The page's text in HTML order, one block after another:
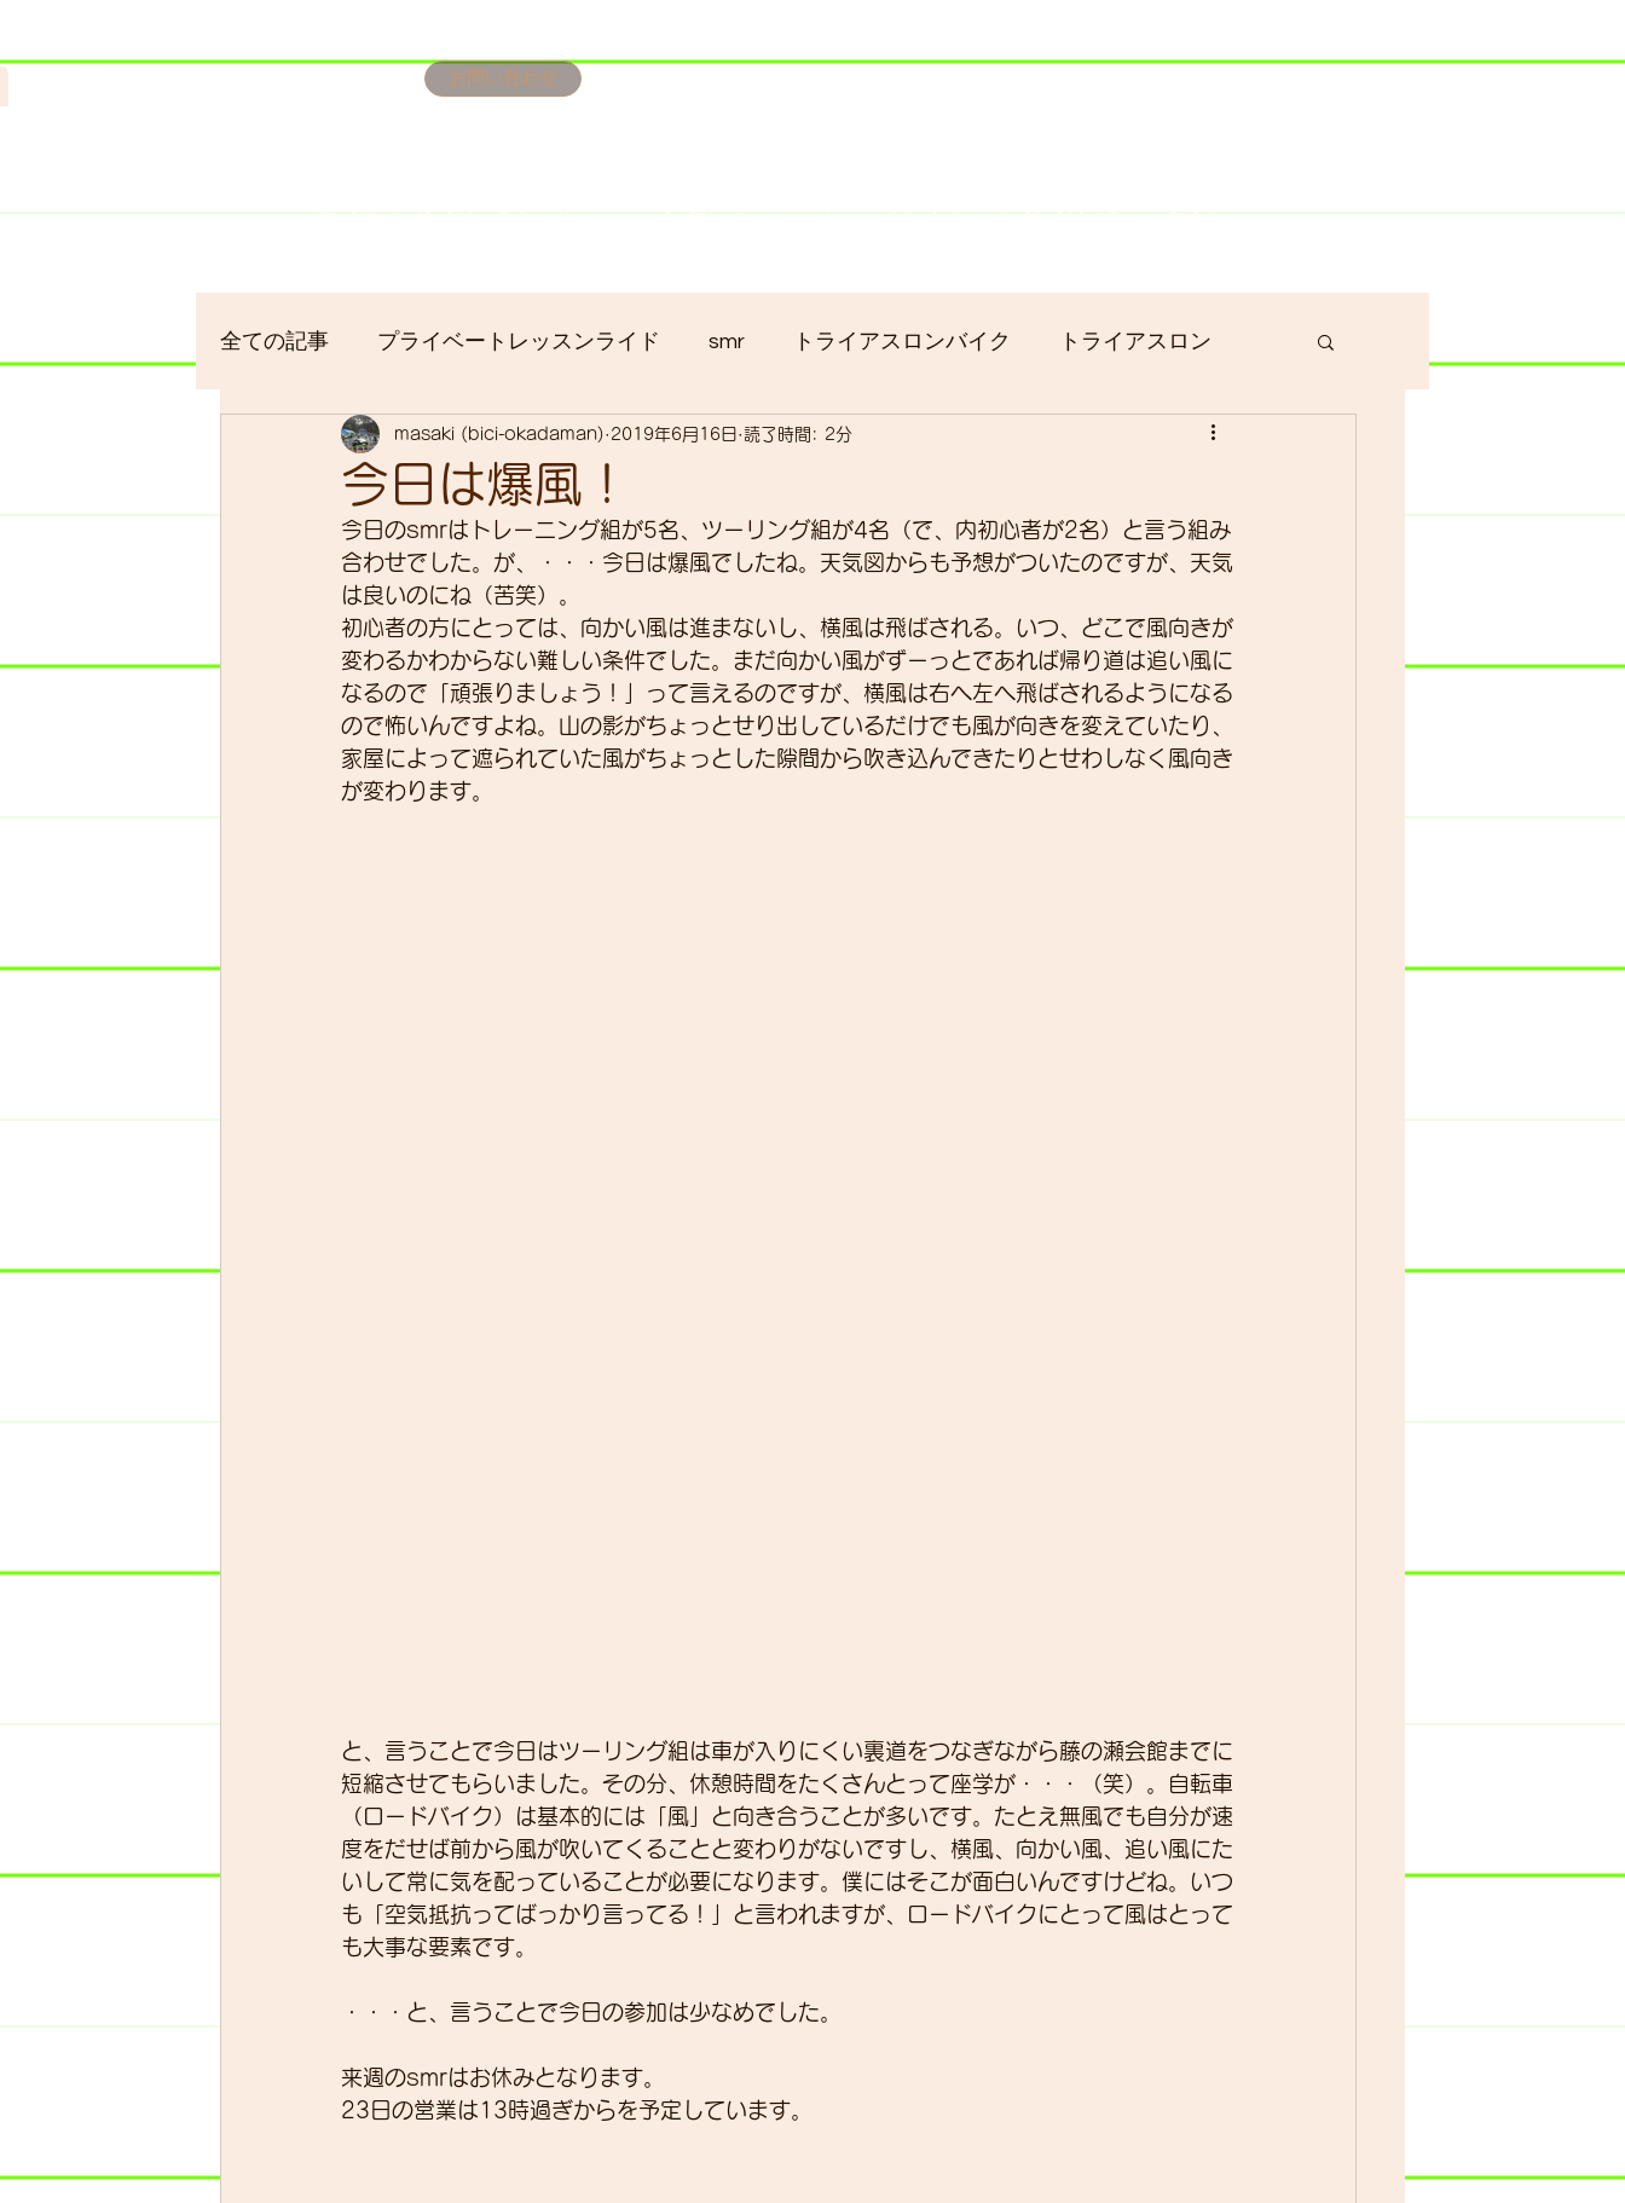
お問い合わせ
全ての記事 プライベートレッスンライド smr トライアスロンバイク トライアスロン
bici-okadaman シクロクロス gruppo bici-okadaman
サイクリング バイクパッキング フロントシングル化 入荷 セール グラベルロード
スキルアップ 試乗車 展示会 営業 紹介 独り言 パワーメーター 動画
グループライド ウェットスーツ
今日は爆風！
masaki (bici-okadaman) 2019年6月16日 読了時間: 2分
今日のsmrはトレーニング組が5名、ツーリング組が4名（で、内初心者が2名）と言う組み
合わせでした。が、・・・今日は爆風でしたね。天気図からも予想がついたのですが、天気
は良いのにね（苦笑）。
初心者の方にとっては、向かい風は進まないし、横風は飛ばされる。いつ、どこで風向きが
変わるかわからない難しい条件でした。まだ向かい風がずーっとであれば帰り道は追い風に
なるので「頑張りましょう！」って言えるのですが、横風は右へ左へ飛ばされるようになる
ので怖いんですよね。山の影がちょっとせり出しているだけでも風が向きを変えていたり、
家屋によって遮られていた風がちょっとした隙間から吹き込んできたりとせわしなく風向き
が変わります。
と、言うことで今日はツーリング組は車が入りにくい裏道をつなぎながら藤の瀬会館までに
短縮させてもらいました。その分、休憩時間をたくさんとって座学が・・・（笑）。自転車
（ロードバイク）は基本的には「風」と向き合うことが多いです。たとえ無風でも自分が速
度をだせば前から風が吹いてくることと変わりがないですし、横風、向かい風、追い風にた
いして常に気を配っていることが必要になります。僕にはそこが面白いんですけどね。いつ
も「空気抵抗ってばっかり言ってる！」と言われますが、ロードバイクにとって風はとって
も大事な要素です。
・・・と、言うことで今日の参加は少なめでした。
来週のsmrはお休みとなります。
23日の営業は13時過ぎからを予定しています。